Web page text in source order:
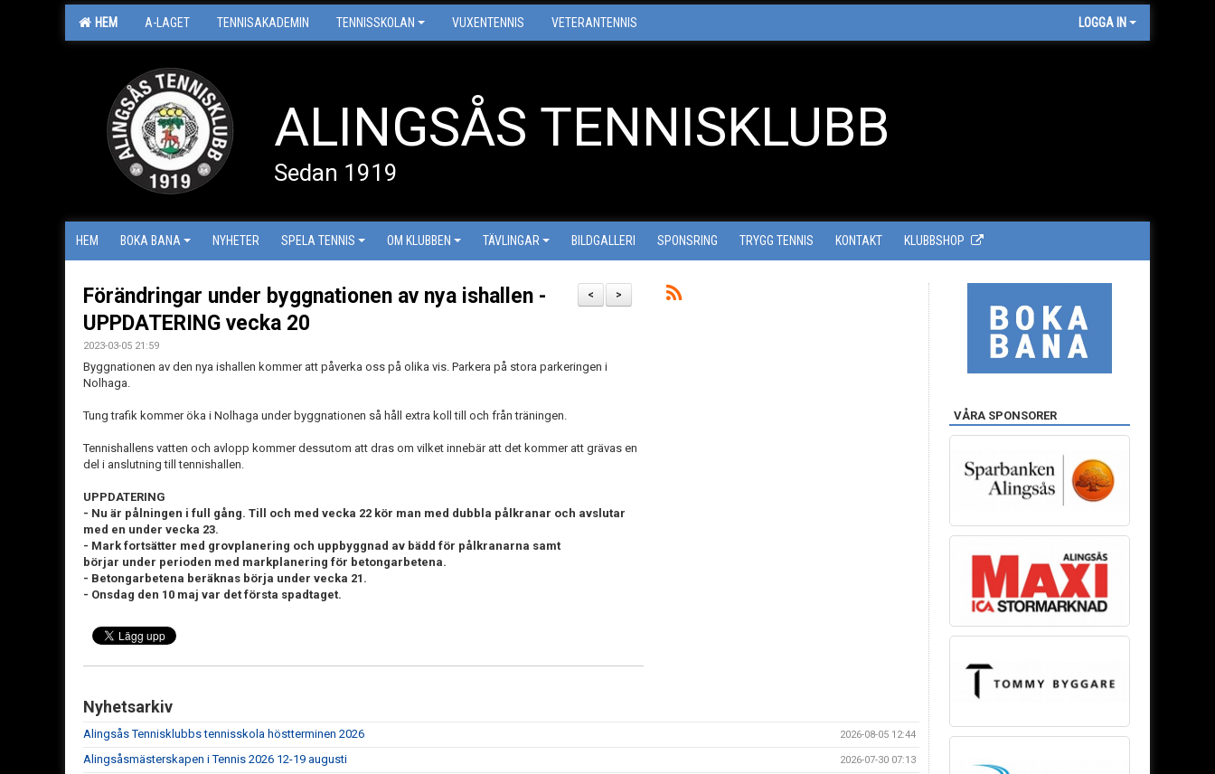
HEM A-LAGET TENNISAKADEMIN TENNISSKOLAN VUXENTENNIS VETERANTENNIS LOGGA IN
ALINGSÅS TENNISKLUBB
Sedan 1919
HEM BOKA BANA NYHETER SPELA TENNIS OM KLUBBEN TÄVLINGAR BILDGALLERI SPONSRING TRYGG TENNIS KONTAKT KLUBBSHOP
>
<
Förändringar under byggnationen av nya ishallen -
UPPDATERING vecka 20
2023-03-05 21:59
Byggnationen av den nya ishallen kommer att påverka oss på olika vis. Parkera på stora parkeringen i
Nolhaga.
Tung trafik kommer öka i Nolhaga under byggnationen så håll extra koll till och från träningen.
Tennishallens vatten och avlopp kommer dessutom att dras om vilket innebär att det kommer att grävas en
del i anslutning till tennishallen.
UPPDATERING
- Nu är pålningen i full gång. Till och med vecka 22 kör man med dubbla pålkranar och avslutar
med en under vecka 23.
- Mark fortsätter med grovplanering och uppbyggnad av bädd för pålkranarna samt
börjar under perioden med markplanering för betongarbetena.
- Betongarbetena beräknas börja under vecka 21.
- Onsdag den 10 maj var det första spadtaget.
Nyhetsarkiv
Alingsås Tennisklubbs tennisskola höstterminen 2026 2026-08-05 12:44
Alingsåsmästerskapen i Tennis 2026 12-19 augusti 2026-07-30 07:13
VÅRA SPONSORER